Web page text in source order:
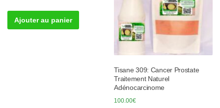
Ajouter au panier
Tisane 309: Cancer Prostate
Traitement Naturel
Adénocarcinome
100.00€